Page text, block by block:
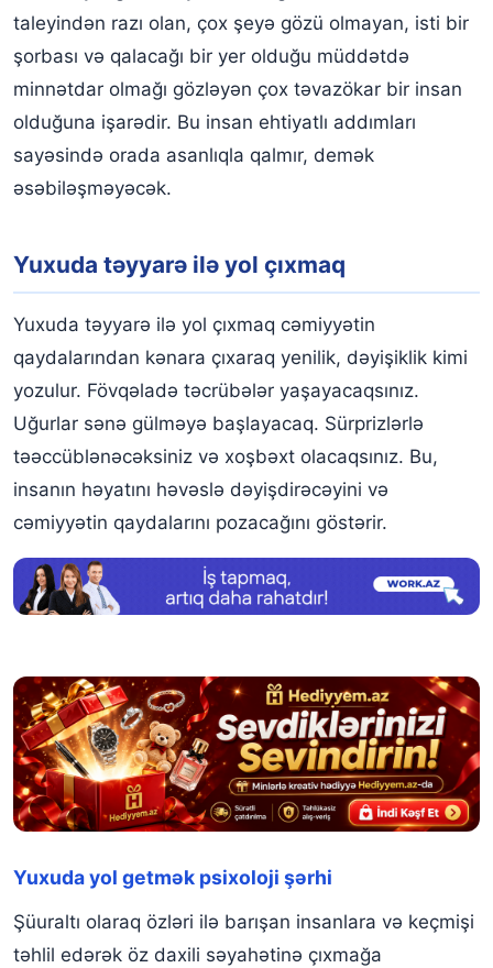
taleyindən razı olan, çox şeyə gözü olmayan, isti bir
şorbası və qalacağı bir yer olduğu müddətdə
minnətdar olmağı gözləyən çox təvazökar bir insan
olduğuna işarədir. Bu insan ehtiyatlı addımları
sayəsində orada asanlıqla qalmır, demək
əsəbiləşməyəcək.
Yuxuda təyyarə ilə yol çıxmaq
Yuxuda təyyarə ilə yol çıxmaq cəmiyyətin
qaydalarından kənara çıxaraq yenilik, dəyişiklik kimi
yozulur. Fövqəladə təcrübələr yaşayacaqsınız.
Uğurlar sənə gülməyə başlayacaq. Sürprizlərlə
təəccüblənəcəksiniz və xoşbəxt olacaqsınız. Bu,
insanın həyatını həvəslə dəyişdirəcəyini və
cəmiyyətin qaydalarını pozacağını göstərir.
Yuxuda yol getmək psixoloji şərhi
Şüuraltı olaraq özləri ilə barışan insanlara və keçmişi
təhlil edərək öz daxili səyahətinə çıxmağa